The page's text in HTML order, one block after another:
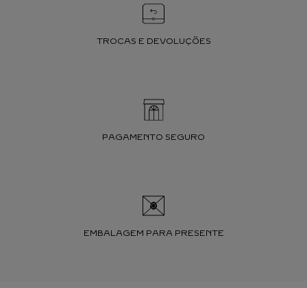
TROCAS E DEVOLUÇÕES
PAGAMENTO SEGURO
EMBALAGEM PARA PRESENTE